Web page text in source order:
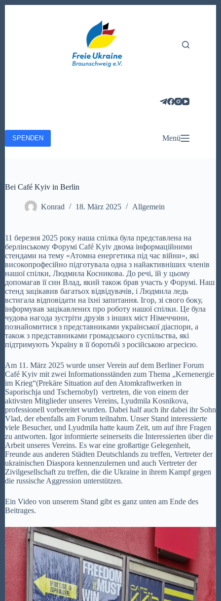
SPENDEN Menü
Bei Café Kyiv in Berlin
Konrad 18. März 2025 Allgemein
11 березня 2025 року наша спілка була представлена на
берлінському Форумі Café Kyiv двома інформаційними
стендами на тему «Атомна енергетика під час війни», які
високопрофесійно підготувала одна з найактивніших членів
нашої спілки, Людмила Косникова. До речі, їй у цьому
допомагав її син Влад, який також брав участь у Форумі. Наш
стенд зацікавив багатьох відвідувачів, і Людмила ледь
встигала відповідати на їхні запитання. Ігор, зі свого боку,
інформував зацікавлених про роботу нашої спілки. Це була
чудова нагода зустріти друзів з інших міст Німеччини,
познайомитися з представниками української діаспори, а
також з представниками громадського суспільства, які
підтримують Україну в її боротьбі з російською агресією.
Am 11. März 2025 wurde unser Verein auf dem Berliner Forum
Café Kyiv mit zwei Informationsständen zum Thema „Kernenergie
im Krieg“(Prekäre Situation auf den Atomkraftwerken in
Saporischja und Tschernobyl) vertreten, die von einem der
aktivsten Mitglieder unseres Vereins, Lyudmila Kosnikova,
professionell vorbereitet wurden. Dabei half auch ihr dabei ihr Sohn
Vlad, der ebenfalls am Forum teilnahm. Unser Stand interessierte
viele Besucher, und Lyudmila hatte kaum Zeit, um auf ihre Fragen
zu antworten. Igor informierte seinerseits die Interessierten über die
Arbeit unseres Vereins. Es war eine großartige Gelegenheit,
Freunde aus anderen Städten Deutschlands zu treffen, Vertreter der
ukrainischen Diaspora kennenzulernen und auch Vertreter der
Zivilgesellschaft zu treffen, die die Ukraine in ihrem Kampf gegen
die russische Aggression unterstützen.
Ein Video von unserem Stand gibt es ganz unten am Ende des
Beitrages.